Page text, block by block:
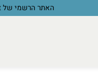
האתר הרשמי של Jansport ישראל